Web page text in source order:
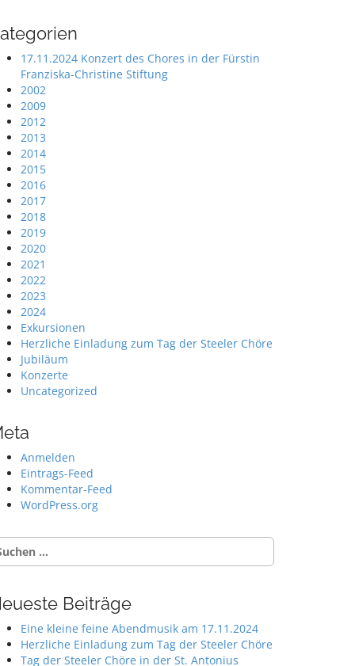
17.11.2024 Konzert des Chores in der Fürstin
Franziska-Christine Stiftung
2002
2009
2012
2013
2014
2015
2016
2017
2018
2019
2020
2021
2022
2023
2024
Exkursionen
Herzliche Einladung zum Tag der Steeler Chöre
Jubiläum
Konzerte
Uncategorized
Anmelden
Eintrags-Feed
Kommentar-Feed
WordPress.org
Beiträge
Eine kleine feine Abendmusik am 17.11.2024
Herzliche Einladung zum Tag der Steeler Chöre
Tag der Steeler Chöre in der St. Antonius